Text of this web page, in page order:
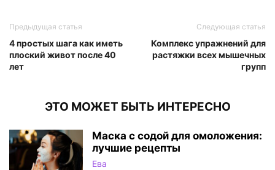
Предыдущая статья
4 простых шага как иметь
плоский живот после 40
лет
Следующая статья
Комплекс упражнений для
растяжки всех мышечных
групп
ЭТО МОЖЕТ БЫТЬ ИНТЕРЕСНО
Маска с содой для омоложения:
лучшие рецепты
Ева